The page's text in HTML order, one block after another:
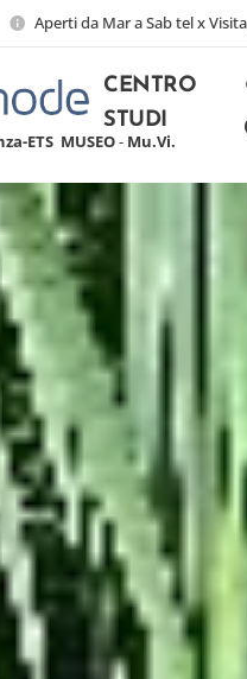
Aperti da Mar a Sab tel x
CENTRO
STUDI
ETS MUSEO- Mu.Vi.